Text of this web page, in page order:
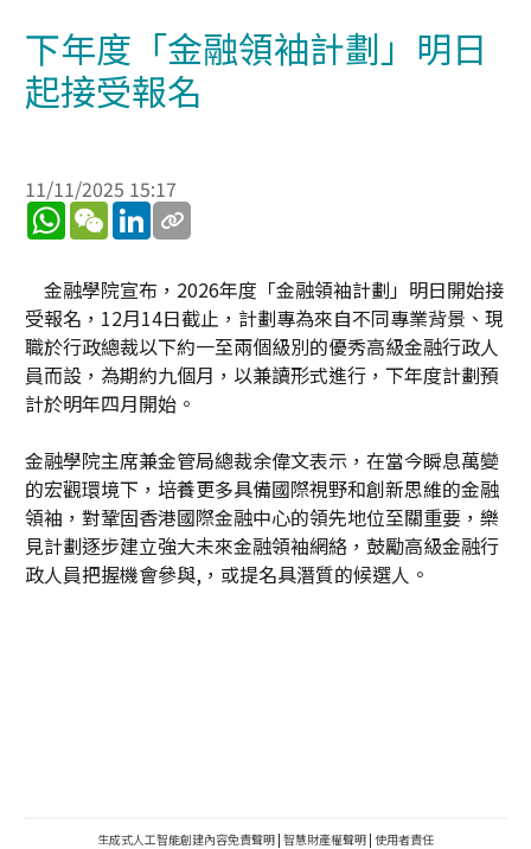
下年度「金融領袖計劃」明日
起接受報名
11/11/2025 15:17
WhatsApp
WeChatLinkedIn
金融學院宣布，2026年度「金融領袖計劃」明日開始接
受報名，12月14日截止，計劃專為來自不同專業背景、現
職於行政總裁以下約一至兩個級別的優秀高級金融行政人
員而設，為期約九個月，以兼讀形式進行，下年度計劃預
計於明年四月開始。
金融學院主席兼金管局總裁余偉文表示，在當今瞬息萬變
的宏觀環境下，培養更多具備國際視野和創新思維的金融
領袖，對鞏固香港國際金融中心的領先地位至關重要，樂
見計劃逐步建立強大未來金融領袖網絡，鼓勵高級金融行
政人員把握機會參與,，或提名具潛質的候選人。
生成式人工智能創建內容免責聲明 | 智慧財產權聲明 | 使用者責任